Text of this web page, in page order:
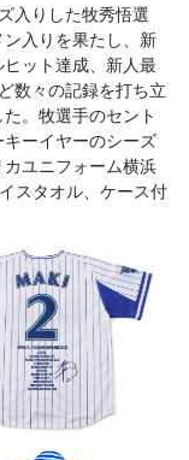
入りした牧秀悟選
入りを果たし、新
ット達成、新人最
数々の記録を打ち立
。牧選手のセント
ーイヤーのシーズ
ユニフォーム横浜
スタオル、ケース付